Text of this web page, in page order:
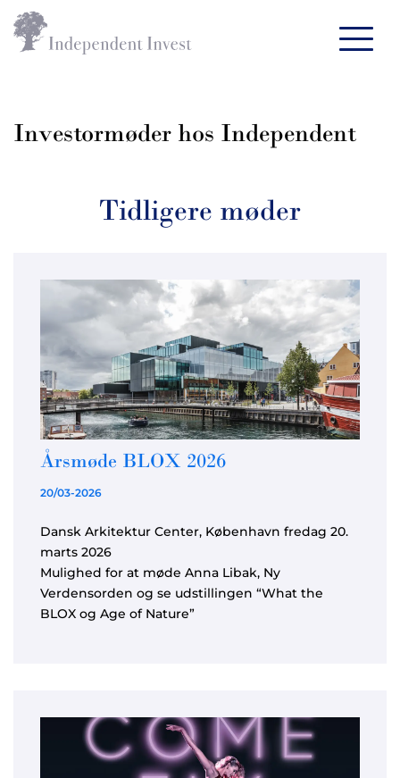
Investormøder hos Independent
Tidligere møder
Årsmøde BLOX 2026
20/03-2026
Dansk Arkitektur Center, København fredag 20.
marts 2026
Mulighed for at møde Anna Libak, Ny
Verdensorden og se udstillingen “What the
BLOX og Age of Nature”